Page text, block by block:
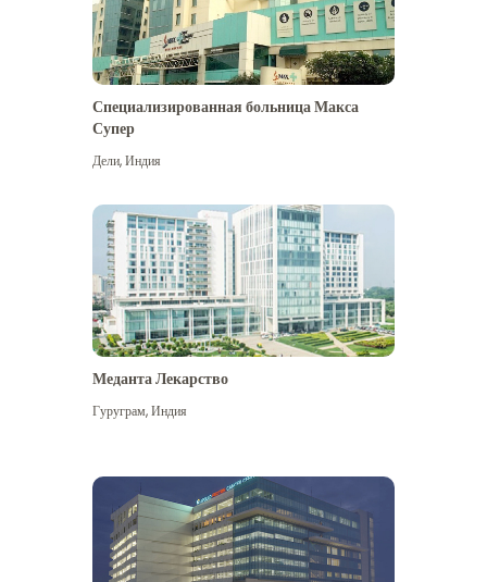
Специализированная больница Макса
Супер
Дели,Индия
Меданта Лекарство
Гуруграм,Индия